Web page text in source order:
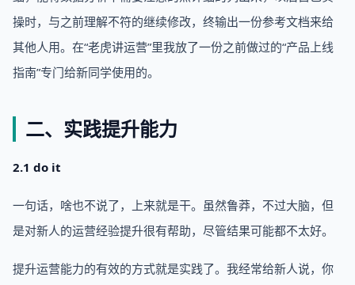
操时，与之前理解不符的继续修改，终输出一份参考文档来给
其他人用。在“老虎讲运营”里我放了一份之前做过的“产品上线
指南”专门给新同学使用的。
二、实践提升能力
2.1 do it
一句话，啥也不说了，上来就是干。虽然鲁莽，不过大脑，但
是对新人的运营经验提升很有帮助，尽管结果可能都不太好。
提升运营能力的有效的方式就是实践了。我经常给新人说，你